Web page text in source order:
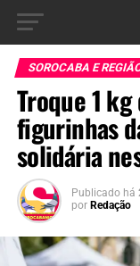
SOROCABA E
Troque 1
figurinhas
solidária
Publicado há
por Redação